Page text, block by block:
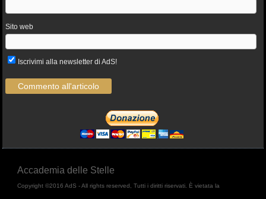
Sito web
Iscrivimi alla newsletter di AdS!
Accademia delle Stelle
Copyright ©2016 AdS - All rights reserved, Tutti i diritti riservati. È vietata la